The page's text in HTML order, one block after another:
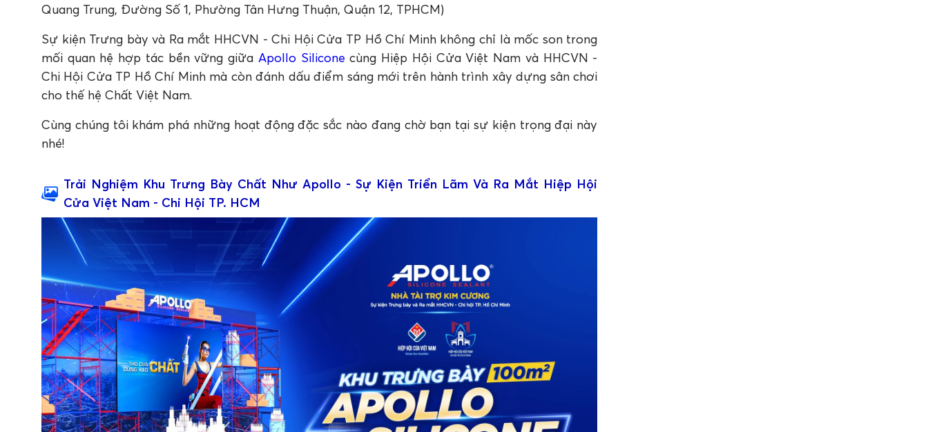
Quang Trung, Đường Số 1, Phường Tân Hưng Thuận, Quận 12, TPHCM)
Sự kiện Trưng bày và Ra mắt HHCVN - Chi Hội Cửa TP Hồ Chí Minh không chỉ là mốc son trong
mối quan hệ hợp tác bền vững giữa Apollo Silicone cùng Hiệp Hội Cửa Việt Nam và HHCVN -
Chi Hội Cửa TP Hồ Chí Minh mà còn đánh dấu điểm sáng mới trên hành trình xây dựng sân chơi
cho thế hệ Chất Việt Nam.
Cùng chúng tôi khám phá những hoạt động đặc sắc nào đang chờ bạn tại sự kiện trọng đại này
nhé!
Trải Nghiệm Khu Trưng Bày Chất Như Apollo - Sự Kiện Triển Lãm Và Ra Mắt Hiệp Hội
Cửa Việt Nam - Chi Hội TP. HCM